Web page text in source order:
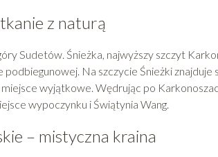
z naturą
Sudetów. Śnieżka, najwyższy szczyt
Na szczycie Śnieżki
wyjątkowe. Wędrując po
wypoczynku i Świątynia Wang.
– mistyczna kraina